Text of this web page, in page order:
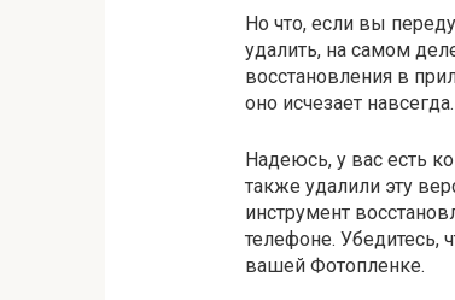
Но что, если вы
удалить, на самом
восстановления в
оно исчезает навсегда.
Надеюсь, у вас есть
также удалили эту
инструмент
телефоне. Убедитесь,
вашей Фотопленке.